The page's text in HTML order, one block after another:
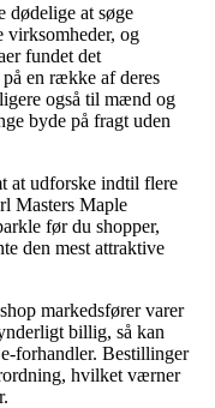
dødelige at søge
og
fundet det
en række af deres
også til mænd og
byde på fragt uden
at udforske indtil flere
Masters Maple
før du shopper,
den mest attraktive
markedsfører varer
billig, så kan
forhandler. Bestillinger
hvilket værner